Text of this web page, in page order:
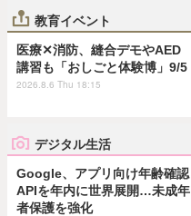
教育イベント
医療✕消防、縫合デモやAED
講習も「おしごと体験博」9/5
2026.8.6 Thu 18:15
デジタル生活
Google、アプリ向け年齢確認
APIを年内に世界展開…未成年
者保護を強化